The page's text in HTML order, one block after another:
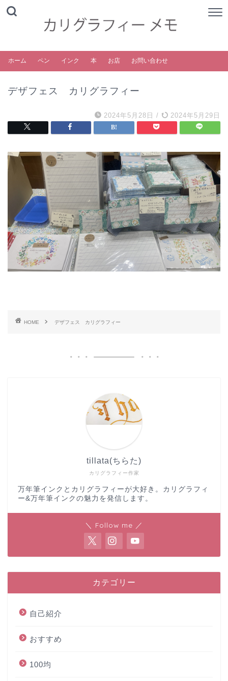
ホーム ペン インク 本 お店 お問い合わせ
デザフェス カリグラフィー
2024年5月28日 / 2024年5月29日
HOME デザフェス カリグラフィー
カリグラフィー作家
tillata(ちらた)
万年筆インクとカリグラフィーが大好き。カリグラフィ
ー&万年筆インクの魅力を発信します。
＼ Follow me ／
カテゴリー
自己紹介
おすすめ
100均